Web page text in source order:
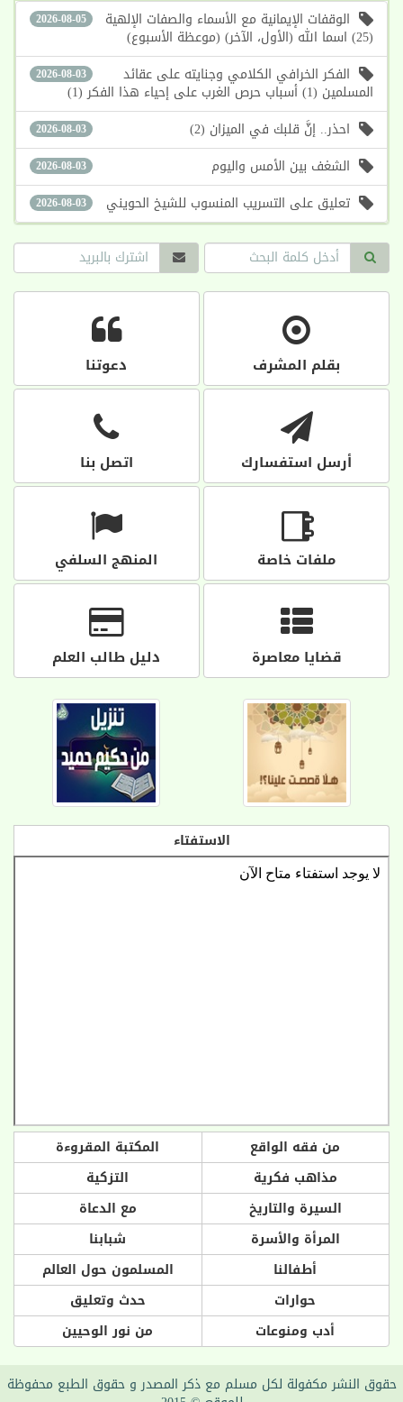
2026-08-05 الوقفات الإيمانية مع الأسماء والصفات الإلهية
(25) اسما الله (الأول، الآخر) (موعظة الأسبوع)
2026-08-03 الفكر الخرافي الكلامي وجنايته على عقائد
المسلمين (1) أسباب حرص الغرب على إحياء هذا الفكر (1)
2026-08-03 احذر.. إنَّ قلبك في الميزان (2)
2026-08-03 الشغف بين الأمس واليوم
2026-08-03 تعليق على التسريب المنسوب للشيخ الحويني
بقلم المشرف دعوتنا
أرسل استفسارك اتصل بنا
ملفات خاصة المنهج السلفي
قضايا معاصرة دليل طالب العلم
الاستفتاء
من فقه الواقع
المكتبة المقروءة
مذاهب فكرية
التزكية
السيرة والتاريخ
مع الدعاة
المرأة والأسرة
شبابنا
أطفالنا
المسلمون حول العالم
حوارات
حدث وتعليق
أدب ومنوعات
من نور الوحيين
حقوق النشر مكفولة لكل مسلم مع ذكر المصدر و حقوق الطبع محفوظة